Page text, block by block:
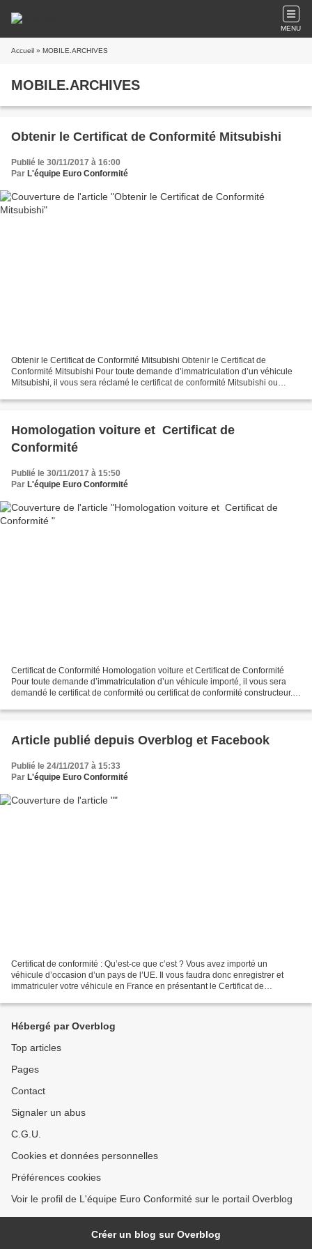
MENU
Accueil » MOBILE.ARCHIVES
MOBILE.ARCHIVES
Obtenir le Certificat de Conformité Mitsubishi
Publié le 30/11/2017 à 16:00
Par L'équipe Euro Conformité
Obtenir le Certificat de Conformité Mitsubishi Obtenir le Certificat de
Conformité Mitsubishi Pour toute demande d’immatriculation d’un véhicule
Mitsubishi, il vous sera réclamé le certificat de conformité Mitsubishi ou
Homologation voiture et Certificat de
Conformité
Publié le 30/11/2017 à 15:50
Par L'équipe Euro Conformité
Certificat de Conformité Homologation voiture et Certificat de Conformité
Pour toute demande d’immatriculation d’un véhicule importé, il vous sera
demandé le certificat de conformité ou certificat de conformité constructeur.
Article publié depuis Overblog et Facebook
Publié le 24/11/2017 à 15:33
Par L'équipe Euro Conformité
Certificat de conformité : Qu’est-ce que c’est ? Vous avez importé un
véhicule d’occasion d’un pays de l’UE. Il vous faudra donc enregistrer et
immatriculer votre véhicule en France en présentant le Certificat de
Hébergé par Overblog
Top articles
Pages
Contact
Signaler un abus
C.G.U.
Cookies et données personnelles
Préférences cookies
Voir le profil de L'équipe Euro Conformité sur le portail Overblog
Créer un blog sur Overblog